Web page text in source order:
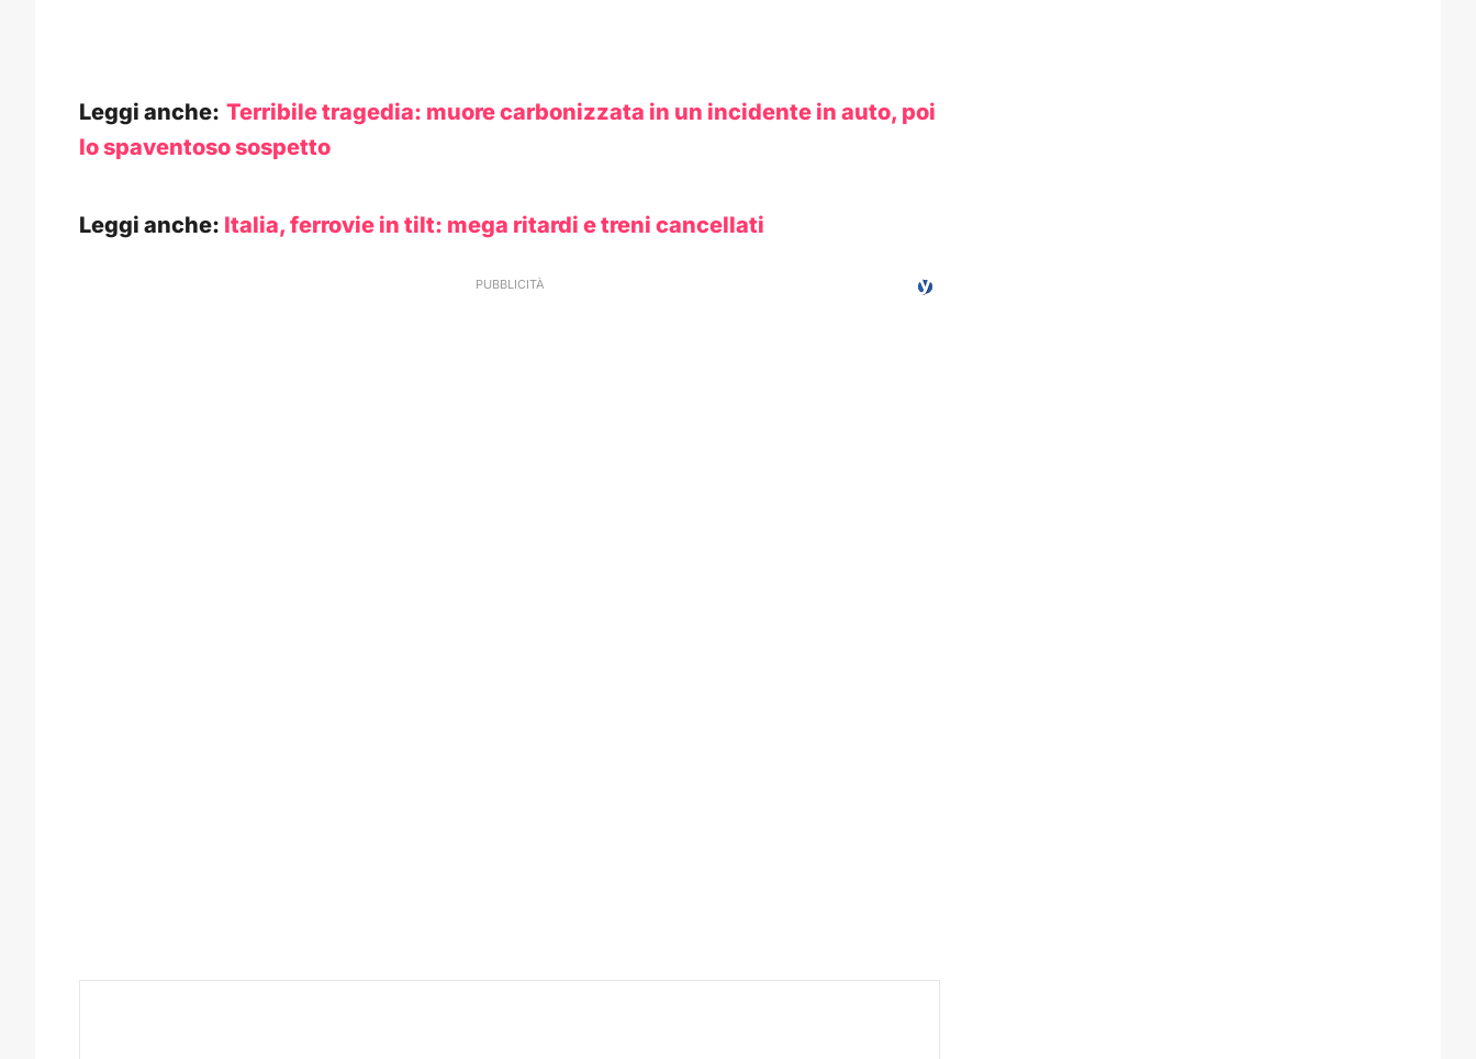
Leggi anche: Terribile tragedia: muore carbonizzata in un incidente in auto, poi
lo spaventoso sospetto
Leggi anche: Italia, ferrovie in tilt: mega ritardi e treni cancellati